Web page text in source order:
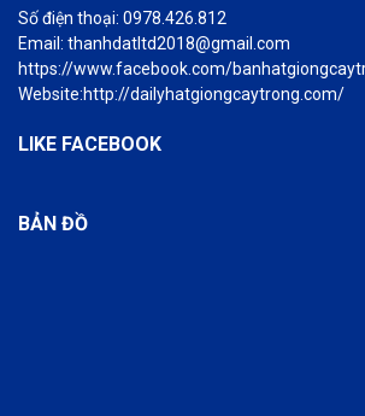
Số điện thoại: 0978.426.812
Email: thanhdatltd2018@gmail.com
https://www.facebook.com/
Website:http://dailyhatgiongcaytrong.com/
LIKE FACEBOOK
BẢN ĐỒ